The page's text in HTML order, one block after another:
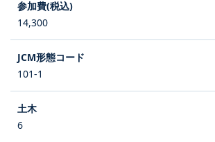
14,300
101-1
6